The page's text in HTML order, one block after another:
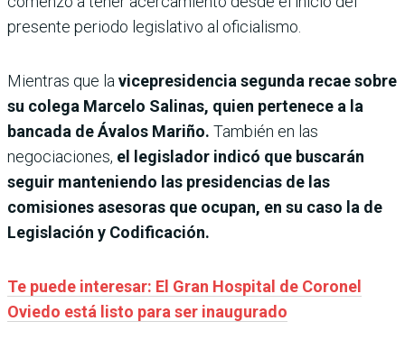
presente periodo legislativo al oficialismo.
Mientras que la vicepresidencia segunda recae sobre
su colega Marcelo Salinas, quien pertenece a la
bancada de Ávalos Mariño. También en las
negociaciones, el legislador indicó que buscarán
seguir manteniendo las presidencias de las
comisiones asesoras que ocupan, en su caso la de
Legislación y Codificación.
Te puede interesar: El Gran Hospital de Coronel
Oviedo está listo para ser inaugurado